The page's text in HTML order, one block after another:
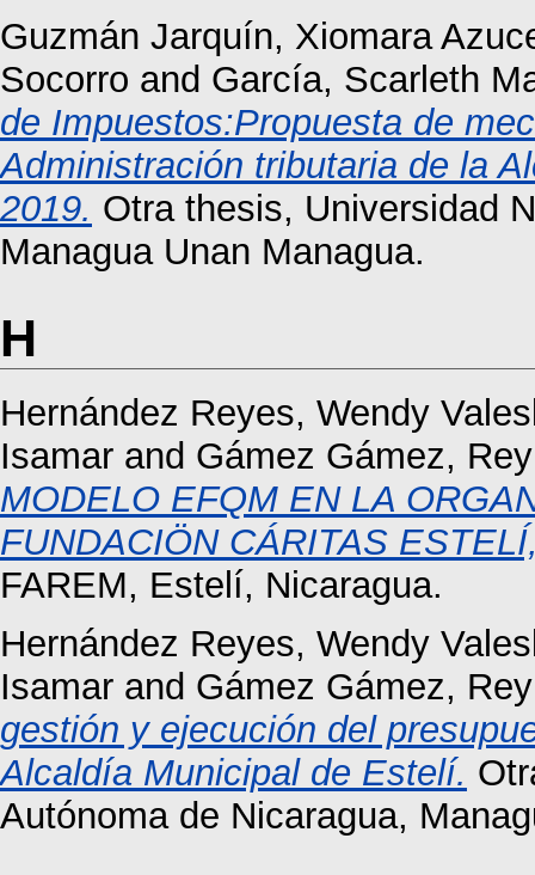
Guzmán Jarquín, Xiomara
Socorro and García, Scarleth
de Impuestos:Propuesta de
Administración tributaria de la
2019. Otra thesis, Universidad
Managua Unan Managua.
H
Hernández Reyes, Wendy
Isamar and Gámez Gámez,
MODELO EFQM EN LA
FUNDACIÖN CÁRITAS
FAREM, Estelí, Nicaragua.
Hernández Reyes, Wendy
Isamar and Gámez Gámez,
gestión y ejecución del
Alcaldía Municipal de Estelí.
Autónoma de Nicaragua,